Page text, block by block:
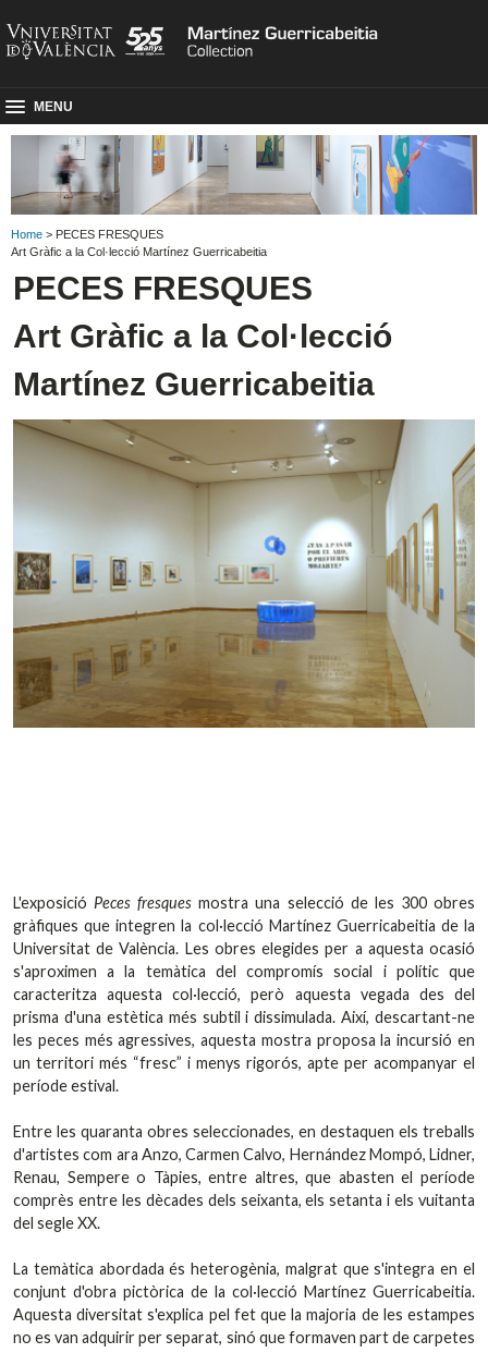
MENU
Home > PECES FRESQUES
Art Gràfic a la Col·lecció Martínez Guerricabeitia
PECES FRESQUES
Art Gràfic a la Col·lecció
Martínez Guerricabeitia
L'exposició Peces fresques mostra una selecció de les 300 obres
gràfiques que integren la col·lecció Martínez Guerricabeitia de la
Universitat de València. Les obres elegides per a aquesta ocasió
s'aproximen a la temàtica del compromís social i polític que
caracteritza aquesta col·lecció, però aquesta vegada des del
prisma d'una estètica més subtil i dissimulada. Així, descartant-ne
les peces més agressives, aquesta mostra proposa la incursió en
un territori més “fresc” i menys rigorós, apte per acompanyar el
període estival.
Entre les quaranta obres seleccionades, en destaquen els treballs
d'artistes com ara Anzo, Carmen Calvo, Hernández Mompó, Lidner,
Renau, Sempere o Tàpies, entre altres, que abasten el període
comprès entre les dècades dels seixanta, els setanta i els vuitanta
del segle XX.
La temàtica abordada és heterogènia, malgrat que s'integra en el
conjunt d'obra pictòrica de la col·lecció Martínez Guerricabeitia.
Aquesta diversitat s'explica pel fet que la majoria de les estampes
no es van adquirir per separat, sinó que formaven part de carpetes